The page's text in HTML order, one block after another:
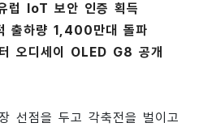
럽 IoT 보안 인증 획득
출하량 1,400만대 돌파
오디세이 OLED G8 공개
선점을 두고 각축전을 벌이고